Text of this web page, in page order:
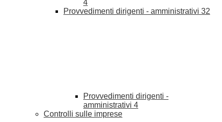
4
Provvedimenti dirigenti - amministrativi 32
Provvedimenti dirigenti -
amministrativi 4
Controlli sulle imprese